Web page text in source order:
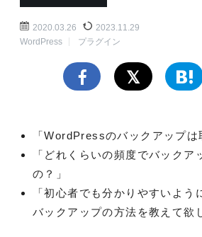
2020.03.26
2023.11.29
WordPress
プラグイン
「WordPressのバックアップは
「どれくらいの頻度でバックア
の？」
「初心者でも分かりやすいよ
バックアップの方法を教えて欲